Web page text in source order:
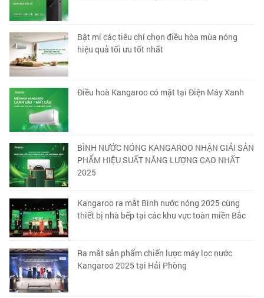
Bật mí các tiêu chí chọn điều hòa mùa nóng
hiệu quả tối ưu tốt nhất
Điều hoà Kangaroo có mặt tại Điện Máy Xanh
BÌNH NƯỚC NÓNG KANGAROO NHẬN GIẢI SẢN
PHẨM HIỆU SUẤT NĂNG LƯỢNG CAO NHẤT
2025
Kangaroo ra mắt Bình nước nóng 2025 cùng
thiết bị nhà bếp tại các khu vực toàn miền Bắc
Ra mắt sản phẩm chiến lược máy lọc nước
Kangaroo 2025 tại Hải Phòng